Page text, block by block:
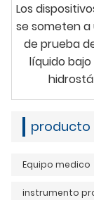
Los
se someten a
de prueba
líquido
producto
Equipo medico
instrumento